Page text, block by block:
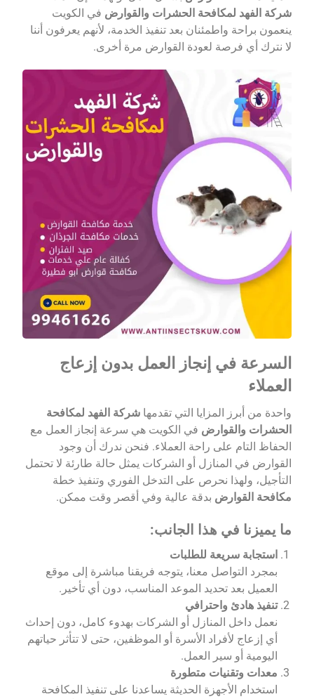
شركة الفهد لمكافحة الحشرات والقوارض في الكويت
ينعمون براحة واطمئنان بعد تنفيذ الخدمة، لأنهم يعرفون أننا
لا نترك أي فرصة لعودة القوارض مرة أخرى.
السرعة في إنجاز العمل بدون إزعاج
العملاء
واحدة من أبرز المزايا التي تقدمهاشركة الفهد لمكافحة
الحشرات والقوارض في الكويت هي سرعة إنجاز العمل مع
الحفاظ التام على راحة العملاء. فنحن ندرك أن وجود
القوارض في المنازل أو الشركات يمثل حالة طارئة لا تحتمل
التأجيل، ولهذا نحرص على التدخل الفوري وتنفيذ خطة
مكافحة القوارض بدقة عالية وفي أقصر وقت ممكن.
ما يميزنا في هذا الجانب:
استجابة سريعة للطلبات
بمجرد التواصل معنا، يتوجه فريقنا مباشرة إلى موقع
العميل بعد تحديد الموعد المناسب، دون أي تأخير.
تنفيذ هادئ واحترافي
نعمل داخل المنازل أو الشركات بهدوء كامل، دون إحداث
أي إزعاج لأفراد الأسرة أو الموظفين، حتى لا تتأثر حياتهم
اليومية أو سير العمل.
معدات وتقنيات متطورة
استخدام الأجهزة الحديثة يساعدنا على تنفيذ المكافحة